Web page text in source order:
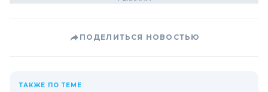
ПОДЕЛИТЬСЯ НОВОСТЬЮ
ТАКЖЕ ПО ТЕМЕ